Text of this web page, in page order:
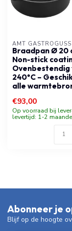
AMT GASTROGUSS
Braadpan Ø 20
Non-stick
240°C –
alle
€93,00
Op voorraad bij
levertijd: 1-2
Abonneer je
Blijf op de hoogte